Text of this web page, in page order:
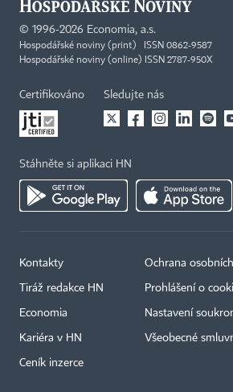
© 1996-2026 Economia, a.s.
Hospodářské noviny (print) ISSN 0862-9587
Hospodářské noviny (online) ISSN 2787-950X
Certifikováno Sledujte nás
Stáhněte si aplikaci HN
Kontakty
Tiráž redakce HN
Economia
Kariéra v HN
Ceník inzerce
Ochrana
Prohlášení o
Nastavení
Všeobecné